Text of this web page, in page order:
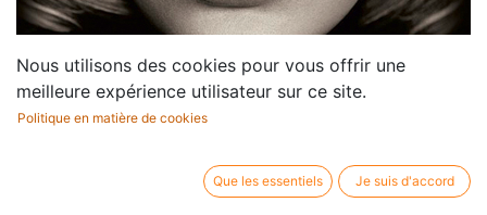
Nous utilisons des cookies pour vous offrir une
meilleure expérience utilisateur sur ce site.
Politique en matière de cookies
Que les essentiels Je suis d'accord